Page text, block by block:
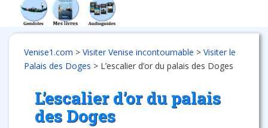
Venise1.com > Visiter Venise incontournable > Visiter le
Palais des Doges > L’escalier d’or du palais des Doges
L’escalier d’or du palais
des Doges